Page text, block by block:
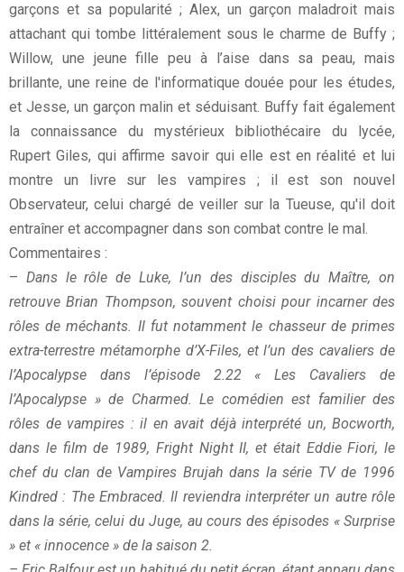
garçons et sa popularité ; Alex, un garçon maladroit mais
attachant qui tombe littéralement sous le charme de Buffy ;
Willow, une jeune fille peu à l’aise dans sa peau, mais
brillante, une reine de l'informatique douée pour les études,
et Jesse, un garçon malin et séduisant. Buffy fait également
la connaissance du mystérieux bibliothécaire du lycée,
Rupert Giles, qui affirme savoir qui elle est en réalité et lui
montre un livre sur les vampires ; il est son nouvel
Observateur, celui chargé de veiller sur la Tueuse, qu'il doit
entraîner et accompagner dans son combat contre le mal.
Commentaires :
– Dans le rôle de Luke, l’un des disciples du Maître, on
retrouve Brian Thompson, souvent choisi pour incarner des
rôles de méchants. Il fut notamment le chasseur de primes
extra-terrestre métamorphe d’X-Files, et l’un des cavaliers de
l’Apocalypse dans l’épisode 2.22 « Les Cavaliers de
l’Apocalypse » de Charmed. Le comédien est familier des
rôles de vampires : il en avait déjà interprété un, Bocworth,
dans le film de 1989, Fright Night II, et était Eddie Fiori, le
chef du clan de Vampires Brujah dans la série TV de 1996
Kindred : The Embraced. Il reviendra interpréter un autre rôle
dans la série, celui du Juge, au cours des épisodes « Surprise
» et « innocence » de la saison 2.